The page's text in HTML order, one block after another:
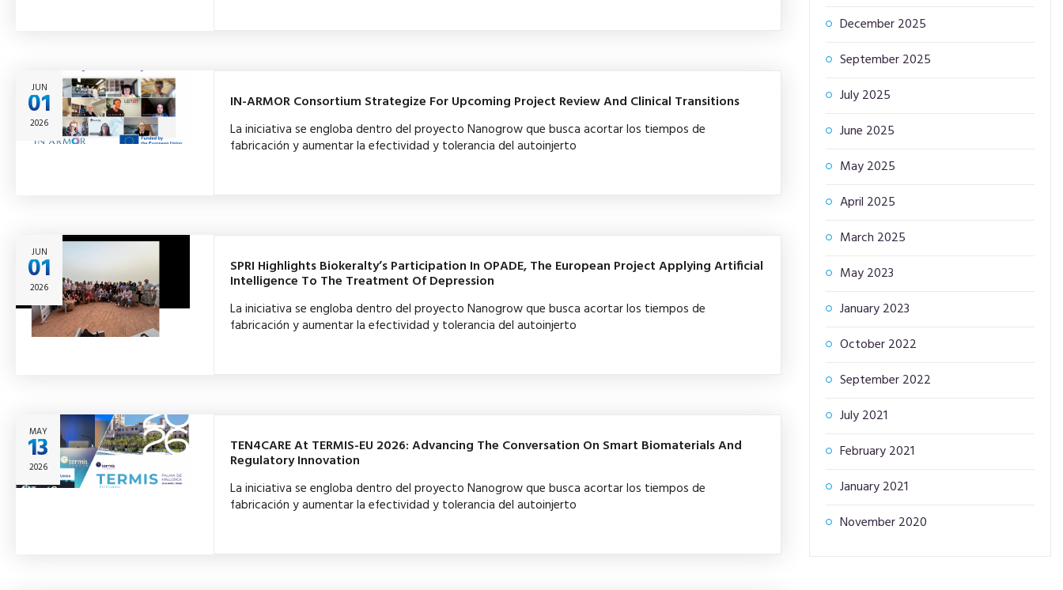
JUN
01
2026
IN-ARMOR Consortium Strategize For Upcoming Project Review And Clinical Transitions
La iniciativa se engloba dentro del proyecto Nanogrow que busca acortar los tiempos de
fabricación y aumentar la efectividad y tolerancia del autoinjerto
JUN
01
2026
SPRI Highlights Biokeralty’s Participation In OPADE, The European Project Applying Artificial
Intelligence To The Treatment Of Depression
La iniciativa se engloba dentro del proyecto Nanogrow que busca acortar los tiempos de
fabricación y aumentar la efectividad y tolerancia del autoinjerto
MAY
13
2026
TEN4CARE At TERMIS-EU 2026: Advancing The Conversation On Smart Biomaterials And
Regulatory Innovation
La iniciativa se engloba dentro del proyecto Nanogrow que busca acortar los tiempos de
fabricación y aumentar la efectividad y tolerancia del autoinjerto
December 2025
September 2025
July 2025
June 2025
May 2025
April 2025
March 2025
May 2023
January 2023
October 2022
September 2022
July 2021
February 2021
January 2021
November 2020